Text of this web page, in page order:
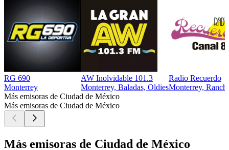
RG 690
Monterrey
AW Inolvidable 101.3
Monterrey, Baladas, Oldies
Radio Recuerdo
Monterrey,
Más emisoras de Ciudad de México
Más emisoras de Ciudad de México
Más emisoras de Ciudad de México